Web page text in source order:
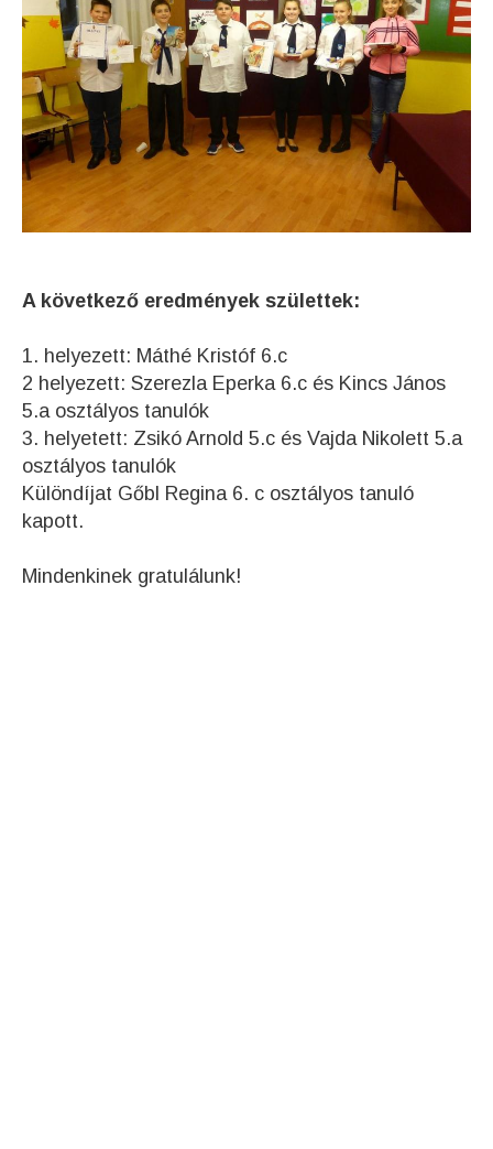
A következő eredmények születtek:
1. helyezett: Máthé Kristóf 6.c
2 helyezett: Szerezla Eperka 6.c és Kincs János
5.a osztályos tanulók
3. helyetett: Zsikó Arnold 5.c és Vajda Nikolett 5.a
osztályos tanulók
Különdíjat Gőbl Regina 6. c osztályos tanuló
kapott.
Mindenkinek gratulálunk!